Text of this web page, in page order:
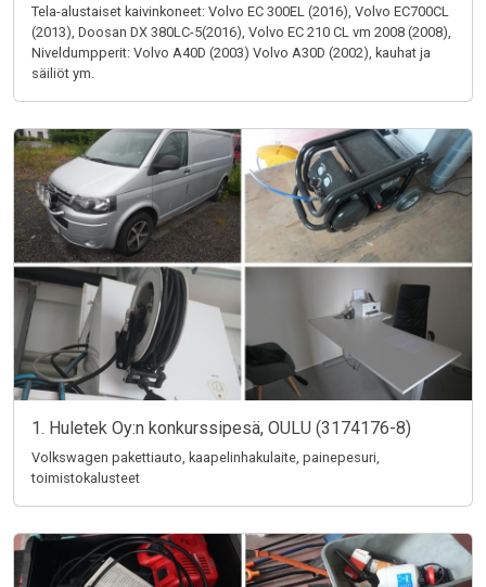
Tela-alustaiset kaivinkoneet: Volvo EC 300EL (2016), Volvo EC700CL
(2013), Doosan DX 380LC-5(2016), Volvo EC 210 CL vm 2008 (2008),
Niveldumpperit: Volvo A40D (2003) Volvo A30D (2002), kauhat ja
säiliöt ym.
1. Huletek Oy:n konkurssipesä, OULU (3174176-8)
Volkswagen pakettiauto, kaapelinhakulaite, painepesuri,
toimistokalusteet